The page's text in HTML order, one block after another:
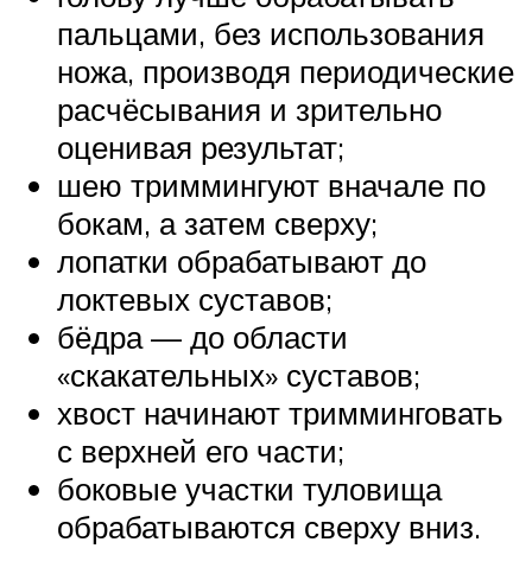
пальцами, без использования
ножа, производя периодические
расчёсывания и зрительно
оценивая результат;
шею триммингуют вначале по
бокам, а затем сверху;
лопатки обрабатывают до
локтевых суставов;
бёдра — до области
«скакательных» суставов;
хвост начинают тримминговать
с верхней его части;
боковые участки туловища
обрабатываются сверху вниз.